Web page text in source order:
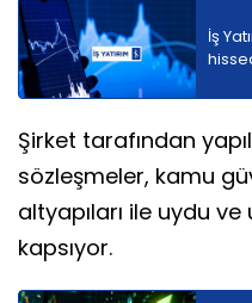
İş
Şirket tarafından
sözleşmeler, kamu
altyapıları ile uydu
kapsıyor.